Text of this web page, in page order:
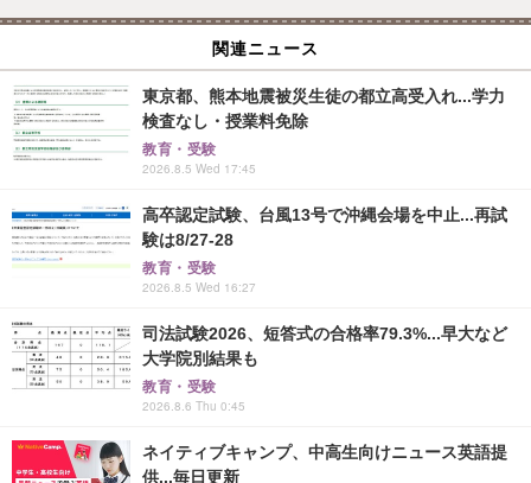
関連ニュース
東京都、熊本地震被災生徒の都立高受入れ...学力
検査なし・授業料免除
教育・受験
2026.8.5 Wed 17:45
高卒認定試験、台風13号で沖縄会場を中止...再試
験は8/27-28
教育・受験
2026.8.5 Wed 16:27
司法試験2026、短答式の合格率79.3%...早大など
大学院別結果も
教育・受験
2026.8.6 Thu 0:45
ネイティブキャンプ、中高生向けニュース英語提
供...毎日更新